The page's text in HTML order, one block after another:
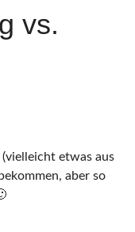
vs.
etwas aus
aber so